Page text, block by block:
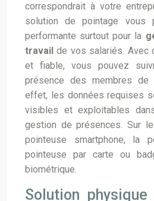
correspondrait à votre
solution de pointage vous
performante surtout pour la
travail de vos salariés. Avec
et fiable, vous pouvez
présence des membres de
effet, les données requises
visibles et exploitables
gestion de présences. Sur
pointeuse smartphone, la
pointeuse par carte ou
biométrique.
Solution